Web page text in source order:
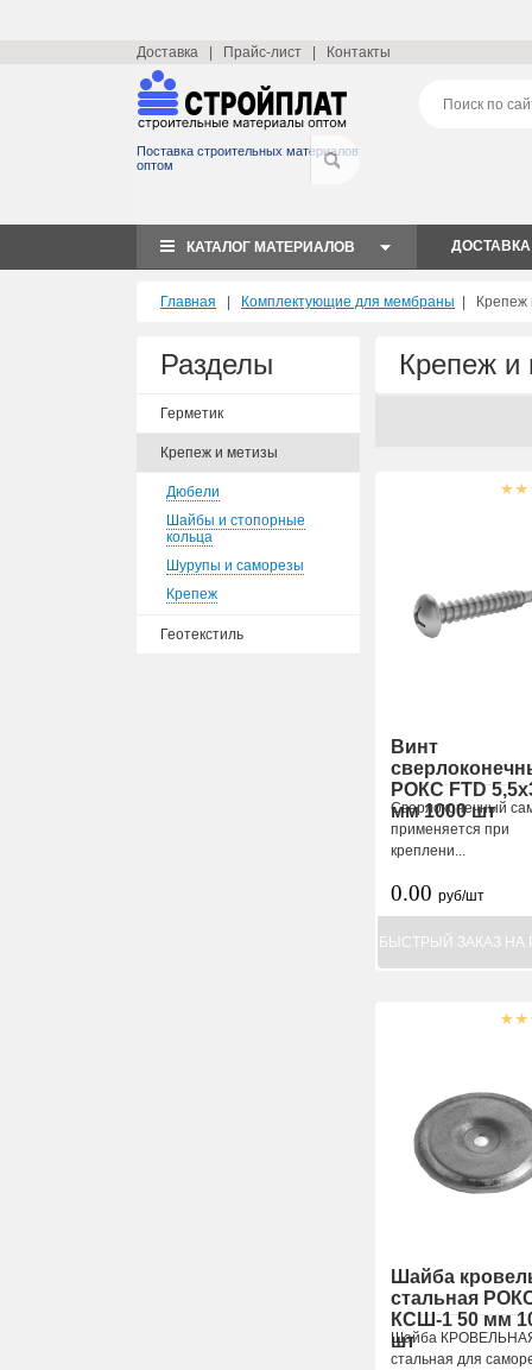
Доставка Прайс-лист Контакты
Поставка строительных материалов
оптом
КАТАЛОГ МАТЕРИАЛОВ ДОСТАВКА
Главная Комплектующие для мембраны
Разделы
Герметик
Крепеж и метизы
Дюбели
Шайбы и стопорные
кольца
Шурупы и саморезы
Крепеж
Геотекстиль
Крепеж
Винт
РОКС FTD
мм 1000 шт
Сверлоконечный
применяется при
креплени...
0.00 руб/шт
БЫСТРЫЙ ЗАКАЗ НА
Шайба
стальная
КСШ-1 50 мм
шт
Шайба
стальная для